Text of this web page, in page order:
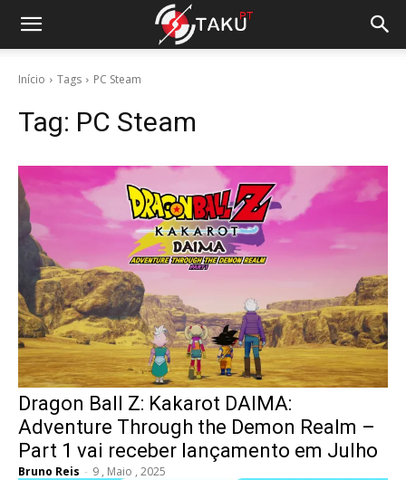
Início Tags PC Steam
Tag: PC Steam
Dragon Ball Z: Kakarot DAIMA:
Adventure Through the Demon Realm –
Part 1 vai receber lançamento em Julho
Bruno Reis - 9 , Maio , 2025